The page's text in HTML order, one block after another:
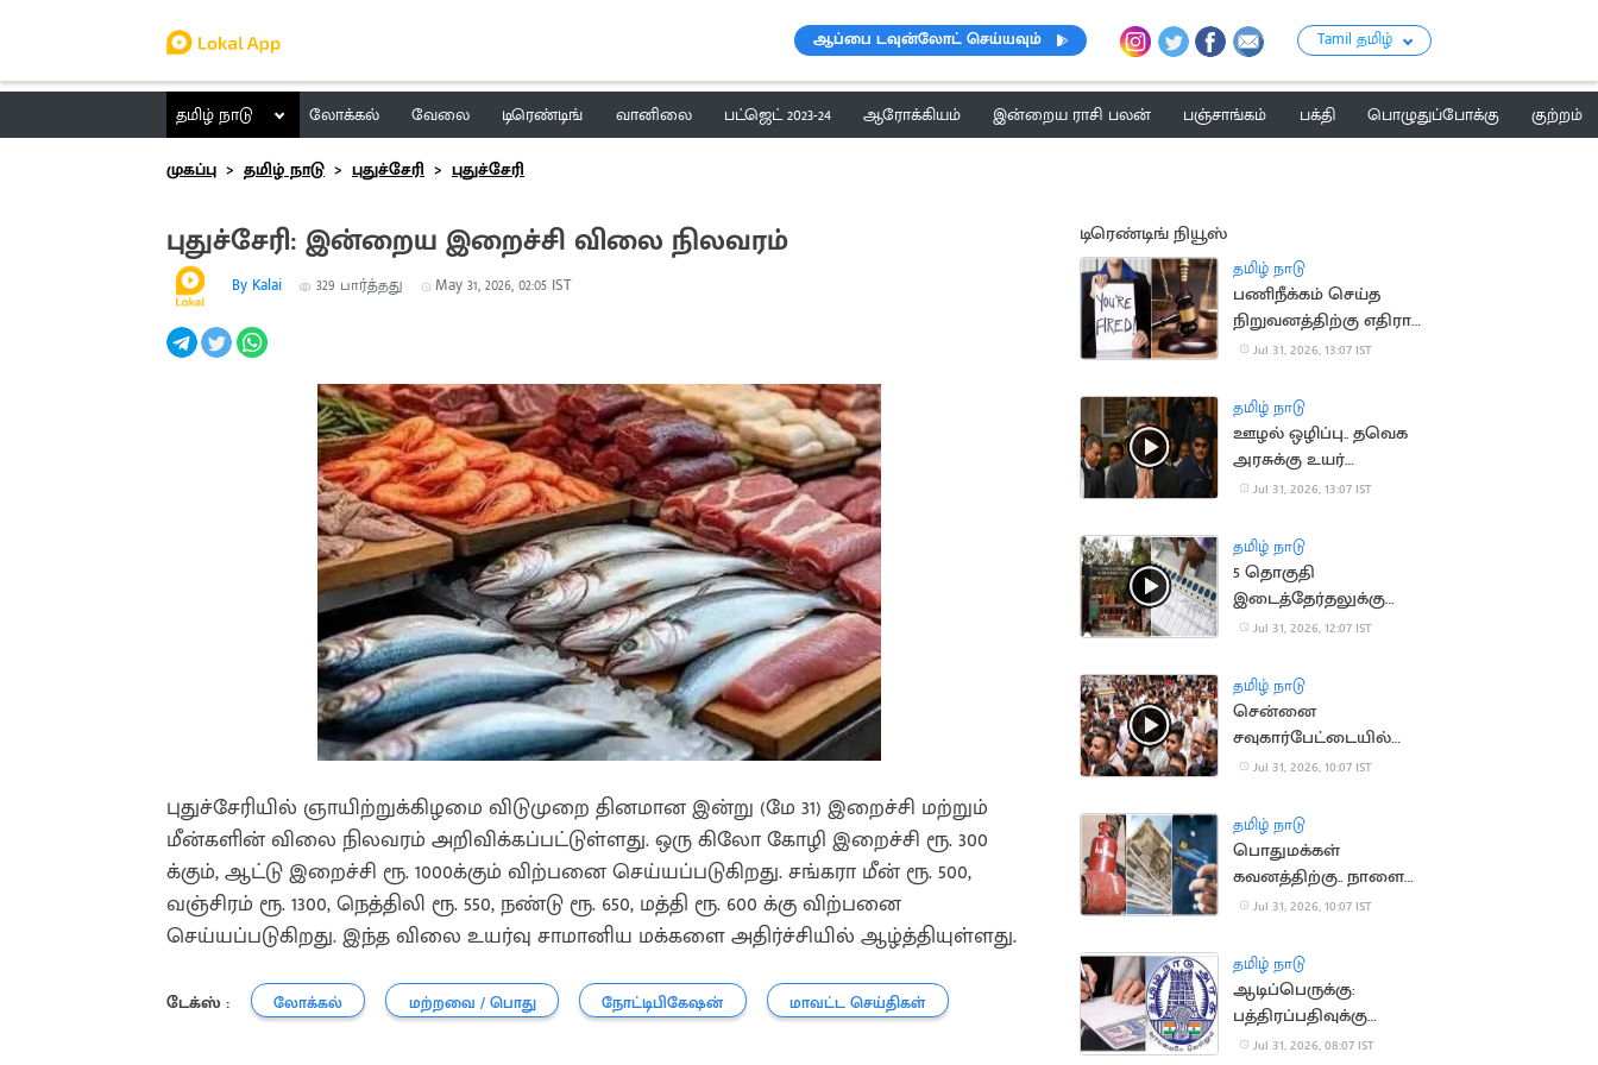
ஆப்பை டவுன்லோட் செய்யவும் Tamil தமிழ்
தமிழ் நாடு லோக்கல் வேலை டிரெண்டிங் வானிலை பட்ஜெட் 2023-24 ஆரோக்கியம் இன்றைய ராசி பலன் பஞ்சாங்கம் பக்தி பொழுதுப்போக்கு
குற்றம்
முகப்பு
தமிழ் நாடு புதுச்சேரி புதுச்சேரி
புதுச்சேரி: இன்றைய இறைச்சி விலை நிலவரம்
By Kalai 329 பார்த்தது May 31, 2026, 02:05 IST
புதுச்சேரியில் ஞாயிற்றுக்கிழமை விடுமுறை தினமான இன்று (மே 31) இறைச்சி மற்றும்
மீன்களின் விலை நிலவரம் அறிவிக்கப்பட்டுள்ளது. ஒரு கிலோ கோழி இறைச்சி ரூ. 300
க்கும், ஆட்டு இறைச்சி ரூ. 1000க்கும் விற்பனை செய்யப்படுகிறது. சங்கரா மீன் ரூ. 500,
வஞ்சிரம் ரூ. 1300, நெத்திலி ரூ. 550, நண்டு ரூ. 650, மத்தி ரூ. 600 க்கு விற்பனை
செய்யப்படுகிறது. இந்த விலை உயர்வு சாமானிய மக்களை அதிர்ச்சியில் ஆழ்த்தியுள்ளது.
டேக்ஸ் : லோக்கல் மற்றவை / பொது நோட்டிபிகேஷன் மாவட்ட செய்திகள்
டிரெண்டிங் நியூஸ்
தமிழ் நாடு
பணிநீக்கம் செய்த
நிறுவனத்திற்கு எதிராக
வழக்கு.. ரூ.19 லட்சம்
Jul 31, 2026, 13:07 IST
தமிழ் நாடு
ஊழல் ஒழிப்பு.. தவெக
அரசுக்கு உயர்
நீதிமன்றம் பாராட்டு
Jul 31, 2026, 13:07 IST
தமிழ் நாடு
5 தொகுதி
இடைத்தேர்தலுக்கு
தடை நீட்டிப்பு..
நீதிமன்றம் உத்தரவு
Jul 31, 2026, 12:07 IST
தமிழ் நாடு
சென்னை
சவுகார்பேட்டையில்
வடமாநில வியாபாரிகள்
Jul 31, 2026, 10:07 IST
தமிழ் நாடு
பொதுமக்கள்
கவனத்திற்கு.. நாளை
முதல் அமலாகும் புதிய
Jul 31, 2026, 10:07 IST
தமிழ் நாடு
ஆடிப்பெருக்கு:
பத்திரப்பதிவுக்கு
கூடுதல் டோக்கன்கள்
Jul 31, 2026, 08:07 IST